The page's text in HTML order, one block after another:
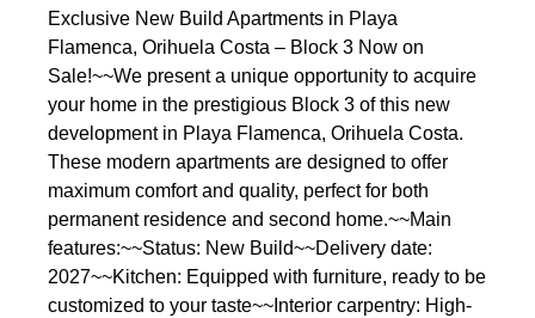
Exclusive New Build Apartments in Playa
Flamenca, Orihuela Costa – Block 3 Now on
Sale!~~We present a unique opportunity to acquire
your home in the prestigious Block 3 of this new
development in Playa Flamenca, Orihuela Costa.
These modern apartments are designed to offer
maximum comfort and quality, perfect for both
permanent residence and second home.~~Main
features:~~Status: New Build~~Delivery date:
2027~~Kitchen: Equipped with furniture, ready to be
customized to your taste~~Interior carpentry: High-